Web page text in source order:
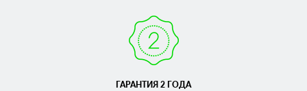
ГАРАНТИЯ 2 ГОДА